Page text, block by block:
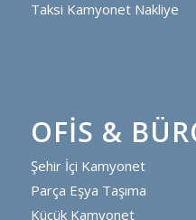
Taksi Kamyonet Nakliye
OFIS &
Şehir İçi Kamyonet
Parça Eşya Taşıma
Küçük Kamyonet
Merhaba